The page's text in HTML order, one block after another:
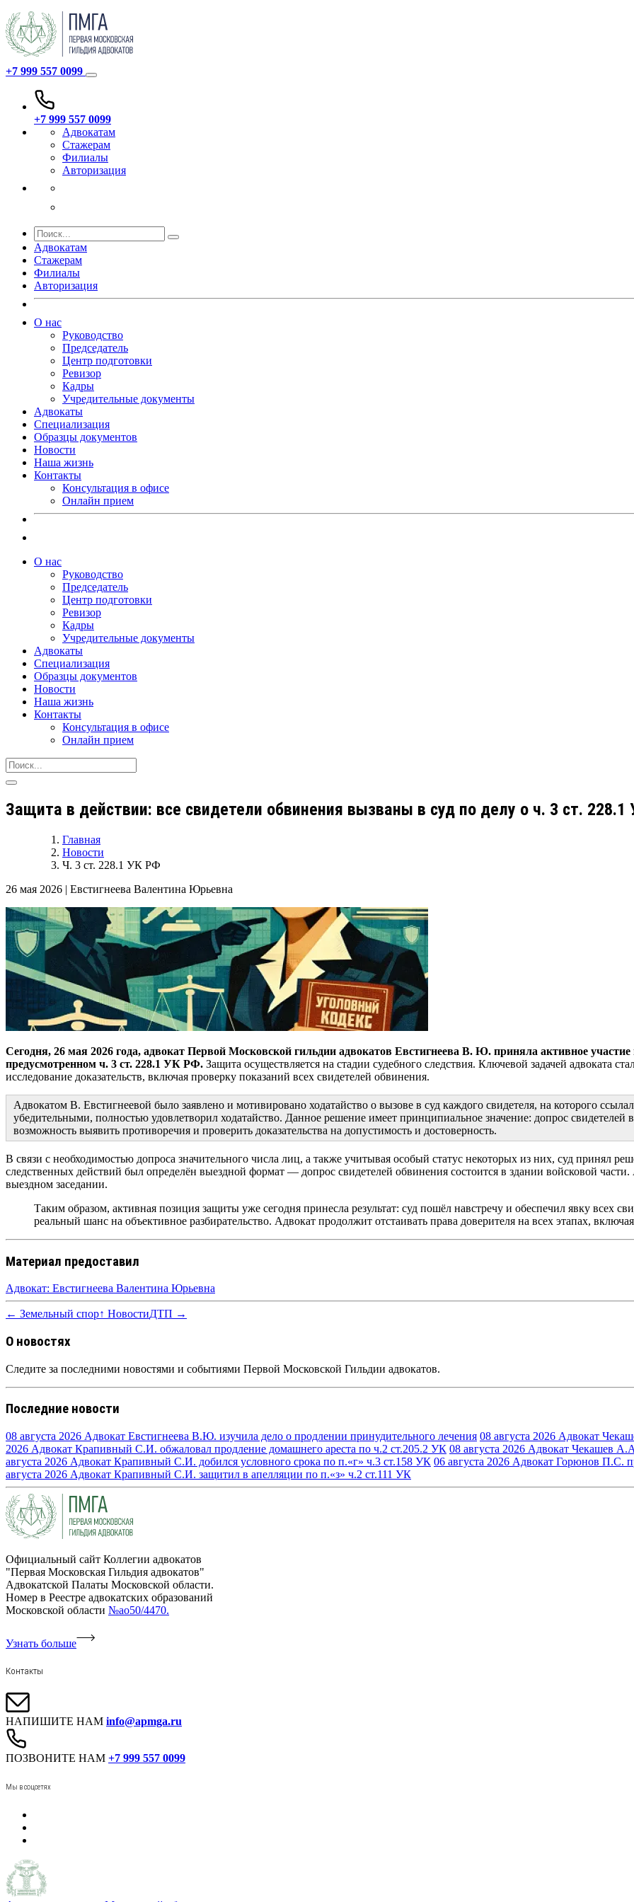
+7 999 557 0099
+7 999 557 0099
Адвокатам
Стажерам
Филиалы
Авторизация
Адвокатам
Стажерам
Филиалы
Авторизация
О нас
Руководство
Председатель
Центр подготовки
Ревизор
Кадры
Учредительные документы
Адвокаты
Специализация
Образцы документов
Новости
Наша жизнь
Контакты
Консультация в офисе
Онлайн прием
О нас
Руководство
Председатель
Центр подготовки
Ревизор
Кадры
Учредительные документы
Адвокаты
Специализация
Образцы документов
Новости
Наша жизнь
Контакты
Консультация в офисе
Онлайн прием
Защита в действии: все свидетели обвинения вызваны в суд по делу о ч. 3 ст.
Главная
Новости
Ч. 3 ст. 228.1 УК РФ
26 мая 2026 | Евстигнеева Валентина Юрьевна
Сегодня, 26 мая 2026 года, адвокат Первой Московской гильдии адвокатов Евстигнеева В. Ю. приняла активное участие
предусмотренном ч. 3 ст. 228.1 УК РФ. Защита осуществляется на стадии судебного следствия. Ключевой задачей адвоката
исследование доказательств, включая проверку показаний всех свидетелей обвинения.
Адвокатом В. Евстигнеевой было заявлено и мотивировано ходатайство о вызове в суд каждого свидетеля, на которого
убедительными, полностью удовлетворил ходатайство. Данное решение имеет принципиальное значение: допрос свидетелей
возможность выявить противоречия и проверить доказательства на допустимость и достоверность.
В связи с необходимостью допроса значительного числа лиц, а также учитывая особый статус некоторых из них, суд принял
следственных действий был определён выездной формат — допрос свидетелей обвинения состоится в здании войсковой
выездном заседании.
Таким образом, активная позиция защиты уже сегодня принесла результат: суд пошёл навстречу и обеспечил явку всех
реальный шанс на объективное разбирательство. Адвокат продолжит отстаивать права доверителя на всех этапах,
Материал предоставил
Адвокат: Евстигнеева Валентина Юрьевна
← Земельный спор↑ НовостиДТП →
О новостях
Следите за последними новостями и событиями Первой Московской Гильдии адвокатов.
Последние новости
08 августа 2026 Адвокат Евстигнеева В.Ю. изучила дело о продлении принудительного лечения 08 августа 2026 Адвокат
2026 Адвокат Крапивный С.И. обжаловал продление домашнего ареста по ч.2 ст.205.2 УК 08 августа 2026 Адвокат Чекашев
августа 2026 Адвокат Крапивный С.И. добился условного срока по п.«г» ч.3 ст.158 УК 06 августа 2026 Адвокат Горюнов П.С.
августа 2026 Адвокат Крапивный С.И. защитил в апелляции по п.«з» ч.2 ст.111 УК
Официальный сайт Коллегии адвокатов
"Первая Московская Гильдия адвокатов"
Адвокатской Палаты Московской области.
Номер в Реестре адвокатских образований
Московской области №ао50/4470.
Узнать больше
Контакты
НАПИШИТЕ НАМ info@apmga.ru
ПОЗВОНИТЕ НАМ +7 999 557 0099
Мы в соцсетях